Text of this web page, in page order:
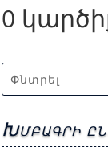
0
Խմբագրի